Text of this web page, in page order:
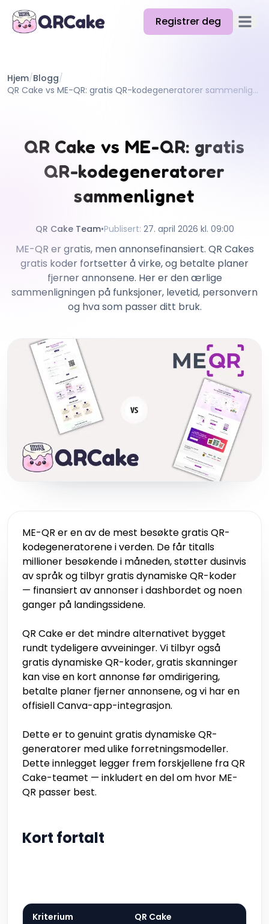
Registrer deg Åpne
Priser
Docs
Hjelp
Hjem/Blogg/
QR Cake vs ME-QR: gratis QR-kodegeneratorer sammenlignet
QR Cake vs ME-QR: gratis
QR-kodegeneratorer
sammenlignet
QR Cake Team•Publisert: 27. april 2026 kl. 09:00
ME-QR er gratis, men annonsefinansiert. QR Cakes
gratis koder fortsetter å virke, og betalte planer
fjerner annonsene. Her er den ærlige
sammenligningen på funksjoner, levetid, personvern
og hva som passer ditt bruk.
ME-QR er en av de mest besøkte gratis QR-
kodegeneratorene i verden. De får titalls
millioner besøkende i måneden, støtter dusinvis
av språk og tilbyr gratis dynamiske QR-koder
— finansiert av annonser i dashbordet og noen
ganger på landingssidene.
QR Cake er det mindre alternativet bygget
rundt tydeligere avveininger. Vi tilbyr også
gratis dynamiske QR-koder, gratis skanninger
kan vise en kort annonse før omdirigering,
betalte planer fjerner annonsene, og vi har en
offisiell Canva-app-integrasjon.
Dette er to genuint gratis dynamiske QR-
generatorer med ulike forretningsmodeller.
Dette innlegget legger frem forskjellene fra QR
Cake-teamet — inkludert en del om hvor ME-
QR passer best.
Kort fortalt
Kriterium QR Cake